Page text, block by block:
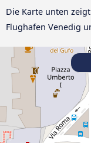
Die Karte unten
Flughafen Venedig